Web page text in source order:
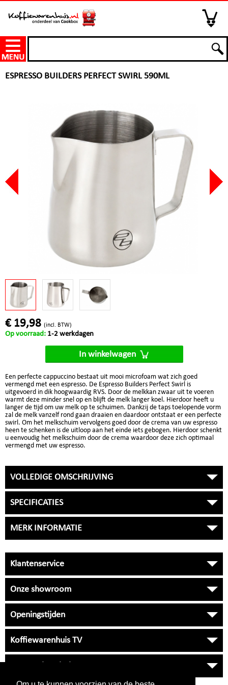
ESPRESSO BUILDERS PERFECT SWIRL 590ML
€ 19,98 (incl. BTW)
Op voorraad: 1-2 werkdagen
In winkelwagen
Een perfecte cappuccino bestaat uit mooi microfoam wat zich goed
vermengd met een espresso. De Espresso Builders Perfect Swirl is
uitgevoerd in dik hoogwaardig RVS. Door de melkkan zwaar uit te voeren
warmt deze minder snel op en blijft de melk langer koel. Hierdoor heeft u
langer de tijd om uw melk op te schuimen. Dankzij de taps toelopende vorm
zal de melk vanzelf rond gaan draaien en daardoor ontstaat er een perfecte
swirl. Om het melkschuim vervolgens goed door de crema van uw espresso
heen te schenken is de uitloop aan het einde iets gebogen. Hierdoor schenkt
u eenvoudig het melkschuim door de crema waardoor deze zich optimaal
vermengd met uw espresso.
VOLLEDIGE OMSCHRIJVING
SPECIFICATIES
MERK INFORMATIE
Klantenservice
Onze showroom
Openingstijden
Koffiewarenhuis TV